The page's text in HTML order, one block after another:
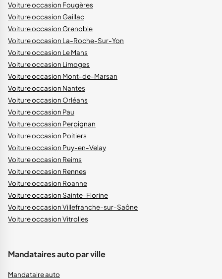
Voiture occasion Fougères
Voiture occasion Gaillac
Voiture occasion Grenoble
Voiture occasion La-Roche-Sur-Yon
Voiture occasion Le Mans
Voiture occasion Limoges
Voiture occasion Mont-de-Marsan
Voiture occasion Nantes
Voiture occasion Orléans
Voiture occasion Pau
Voiture occasion Perpignan
Voiture occasion Poitiers
Voiture occasion Puy-en-Velay
Voiture occasion Reims
Voiture occasion Rennes
Voiture occasion Roanne
Voiture occasion Sainte-Florine
Voiture occasion Villefranche-sur-Saône
Voiture occasion Vitrolles
Mandataires auto par ville
Mandataire auto